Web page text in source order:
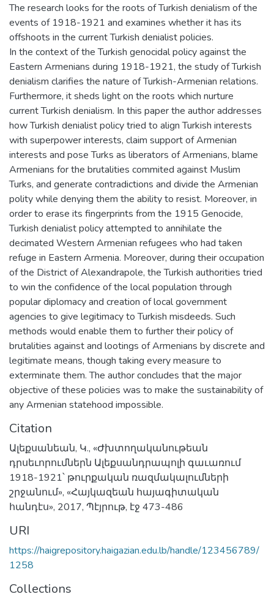
The research looks for the roots of Turkish denialism of the
events of 1918-1921 and examines whether it has its
offshoots in the current Turkish denialist policies.
In the context of the Turkish genocidal policy against the
Eastern Armenians during 1918-1921, the study of Turkish
denialism clarifies the nature of Turkish-Armenian relations.
Furthermore, it sheds light on the roots which nurture
current Turkish denialism. In this paper the author addresses
how Turkish denialist policy tried to align Turkish interests
with superpower interests, claim support of Armenian
interests and pose Turks as liberators of Armenians, blame
Armenians for the brutalities commited against Muslim
Turks, and generate contradictions and divide the Armenian
polity while denying them the ability to resist. Moreover, in
order to erase its fingerprints from the 1915 Genocide,
Turkish denialist policy attempted to annihilate the
decimated Western Armenian refugees who had taken
refuge in Eastern Armenia. Moreover, during their occupation
of the District of Alexandrapole, the Turkish authorities tried
to win the confidence of the local population through
popular diplomacy and creation of local government
agencies to give legitimacy to Turkish misdeeds. Such
methods would enable them to further their policy of
brutalities against and lootings of Armenians by discrete and
legitimate means, though taking every measure to
exterminate them. The author concludes that the major
objective of these policies was to make the sustainability of
any Armenian statehood impossible.
Citation
Ալեքսանեան, Կ., «Ժխտողականութեան
դրսեւորումներն Ալեքսանդրապոլի գաւառում
1918-1921՝ թուրքական ռազմակալումների
շրջանում», «Հայկազեան հայագիտական
հանդէս», 2017, Պէյրութ, էջ 473-486
URI
https://haigrepository.haigazian.edu.lb/handle/123456789/
1258
Collections